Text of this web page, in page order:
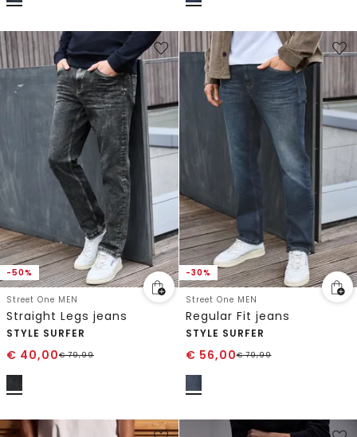
-50%
Street One MEN
Straight Legs jeans
STYLE SURFER
€ 40,00€79,99
-30%
Street One MEN
Regular Fit jeans
STYLE SURFER
€ 56,00€79,99